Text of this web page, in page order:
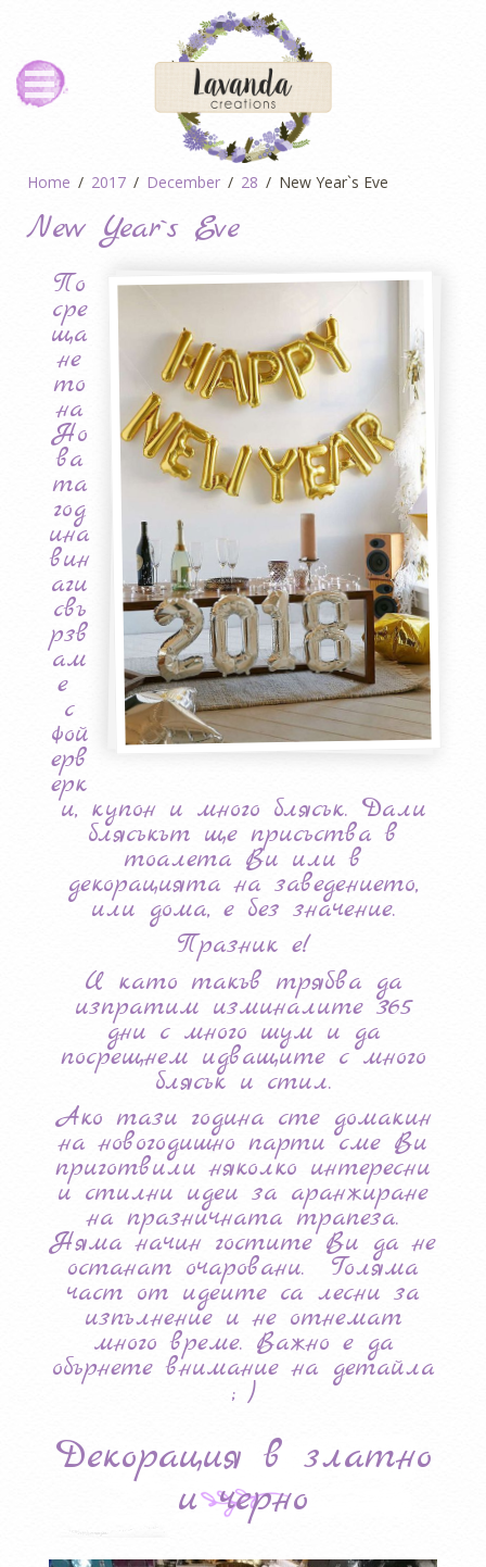
Home 2017 December 28 New Year`s Eve
New Year`s Eve
По
сре
ща
не
то
на
Но
ва
та
год
ина
вин
аги
свъ
рзв
ам
е
с
фой
ерв
ерк
и, купон и много блясък. Дали
блясъкът ще присъства в
тоалета Ви или в
декорацията на заведението,
или дома, е без значение.
Празник е!
И като такъв трябва да
изпратим изминалите 365
дни с много шум и да
посрещнем идващите с много
блясък и стил.
Ако тази година сте домакин
на новогодишно парти сме Ви
приготвили няколко интересни
и стилни идеи за аранжиране
на празничната трапеза.
Няма начин гостите Ви да не
останат очаровани. Голяма
част от идеите са лесни за
изпълнение и не отнемат
много време. Важно е да
обърнете внимание на детайла
; )
Декорация в златно
и черно